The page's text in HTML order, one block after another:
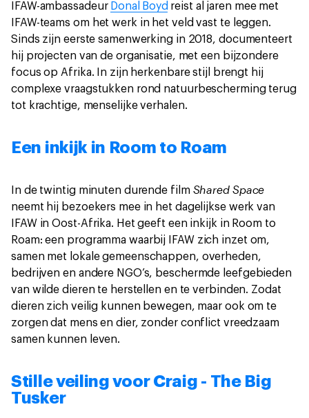
IFAW-ambassadeur Donal Boyd reist al jaren mee met
IFAW-teams om het werk in het veld vast te leggen.
Sinds zijn eerste samenwerking in 2018, documenteert
hij projecten van de organisatie, met een bijzondere
focus op Afrika. In zijn herkenbare stijl brengt hij
complexe vraagstukken rond natuurbescherming terug
tot krachtige, menselijke verhalen.
Een inkijk in Room to Roam
In de twintig minuten durende film Shared Space
neemt hij bezoekers mee in het dagelijkse werk van
IFAW in Oost-Afrika. Het geeft een inkijk in Room to
Roam: een programma waarbij IFAW zich inzet om,
samen met lokale gemeenschappen, overheden,
bedrijven en andere NGO’s, beschermde leefgebieden
van wilde dieren te herstellen en te verbinden. Zodat
dieren zich veilig kunnen bewegen, maar ook om te
zorgen dat mens en dier, zonder conflict vreedzaam
samen kunnen leven.
Stille veiling voor Craig - The Big
Tusker